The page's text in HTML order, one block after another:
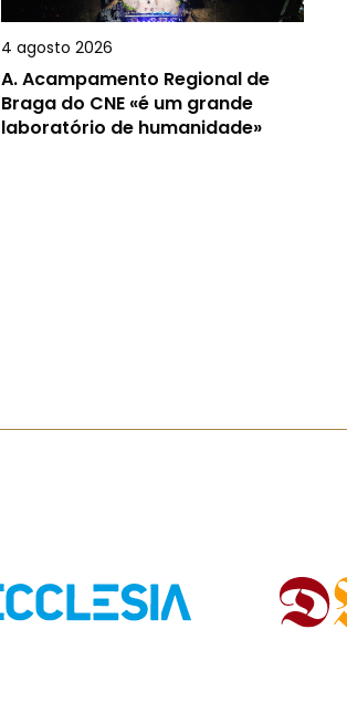
4 agosto 2026
A.Acampamento Regional de
Braga do CNE «é um grande
laboratório de humanidade»